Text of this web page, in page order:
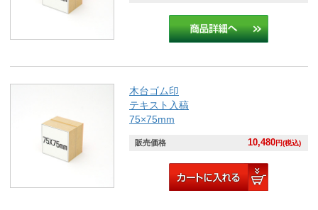
木台ゴム印
テキスト入稿
75×75mm
販売価格 10,480円(税込)